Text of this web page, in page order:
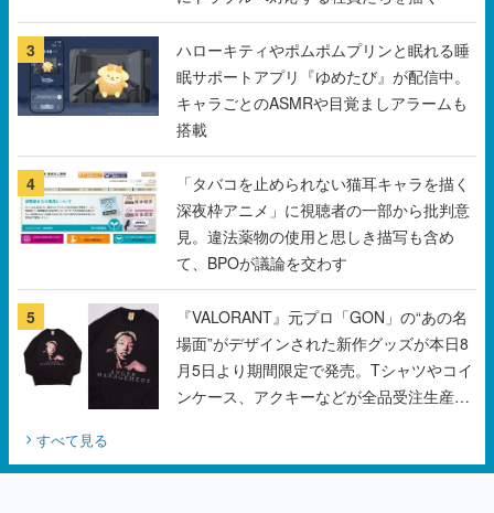
3
ハローキティやポムポムプリンと眠れる睡
眠サポートアプリ『ゆめたび』が配信中。
キャラごとのASMRや目覚ましアラームも
搭載
4
「タバコを止められない猫耳キャラを描く
深夜枠アニメ」に視聴者の一部から批判意
見。違法薬物の使用と思しき描写も含め
て、BPOが議論を交わす
5
『VALORANT』元プロ「GON」の“あの名
場面”がデザインされた新作グッズが本日8
月5日より期間限定で発売。Tシャツやコイ
ンケース、アクキーなどが全品受注生産で
すべて見る